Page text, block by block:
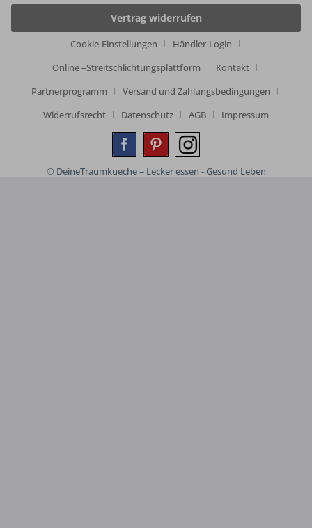
Vertrag widerrufen
Cookie-Einstellungen
Händler-Login
Online –Streitschlichtungsplattform
Kontakt
Partnerprogramm
Versand und Zahlungsbedingungen
Widerrufsrecht
Datenschutz AGB Impressum
© DeineTraumkueche = Lecker essen - Gesund Leben